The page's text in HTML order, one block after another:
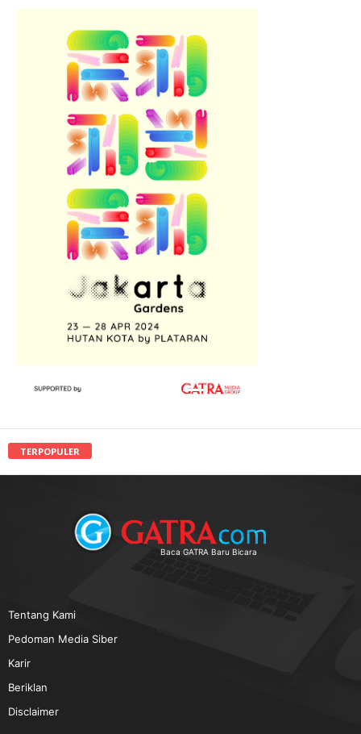
TERPOPULER
Baca GATRA Baru Bicara
Tentang Kami
Pedoman Media Siber
Karir
Beriklan
Disclaimer